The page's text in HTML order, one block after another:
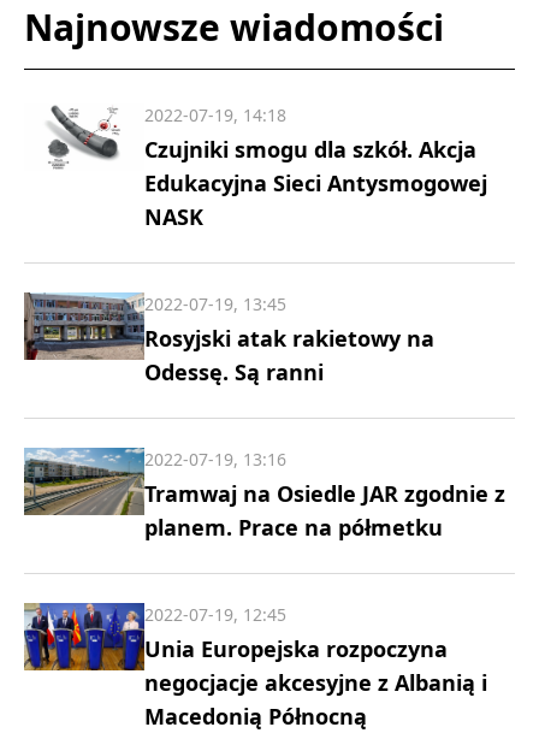
Najnowsze wiadomości
Czujniki smogu dla szkół. Akcja
Edukacyjna Sieci Antysmogowej
NASK
2022-07-19, 14:18
Rosyjski atak rakietowy na
Odessę. Są ranni
2022-07-19, 13:45
Tramwaj na Osiedle JAR zgodnie z
planem. Prace na półmetku
2022-07-19, 13:16
Unia Europejska rozpoczyna
negocjacje akcesyjne z Albanią i
Macedonią Północną
2022-07-19, 12:45